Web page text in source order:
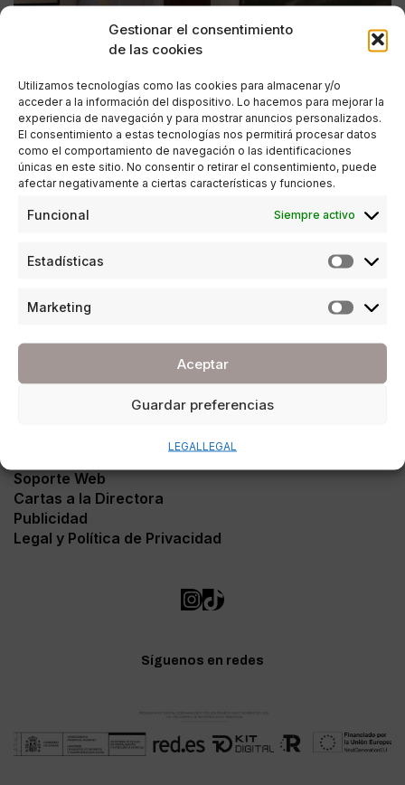
Gestionar el consentimiento
de las cookies
Utilizamos tecnologías como las cookies para almacenar y/o
acceder a la información del dispositivo. Lo hacemos para mejorar la
experiencia de navegación y para mostrar anuncios personalizados.
El consentimiento a estas tecnologías nos permitirá procesar datos
como el comportamiento de navegación o las identificaciones
únicas en este sitio. No consentir o retirar el consentimiento, puede
afectar negativamente a ciertas características y funciones.
Funcional Siempre activo
Estadísticas
Marketing
Aceptar
Guardar preferencias
LEGAL LEGAL
CULTURA
El MAD de Antequera muestra la exposición
futuro’
19/07/2018
2 MINUTOS DE LECTURA
Soporte Web
Cartas a la Directora
Publicidad
Legal y Política de Privacidad
Síguenos en redes